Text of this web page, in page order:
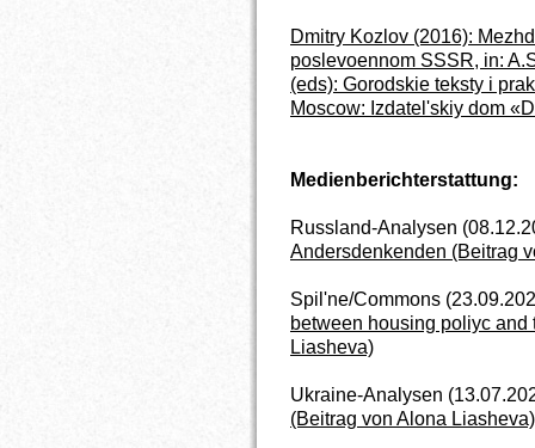
Dmitry Kozlov (2016):
poslevoennom SSSR, in:
(eds): Gorodskie teksty i
Moscow: Izdatel'skiy dom
Medienberichterstattung:
Russland-Analysen
Andersdenkenden (Beitrag
Spil'ne/Commons
between housing poliyc and
Liasheva)
Ukraine-Analysen
(Beitrag von Alona Liasheva)